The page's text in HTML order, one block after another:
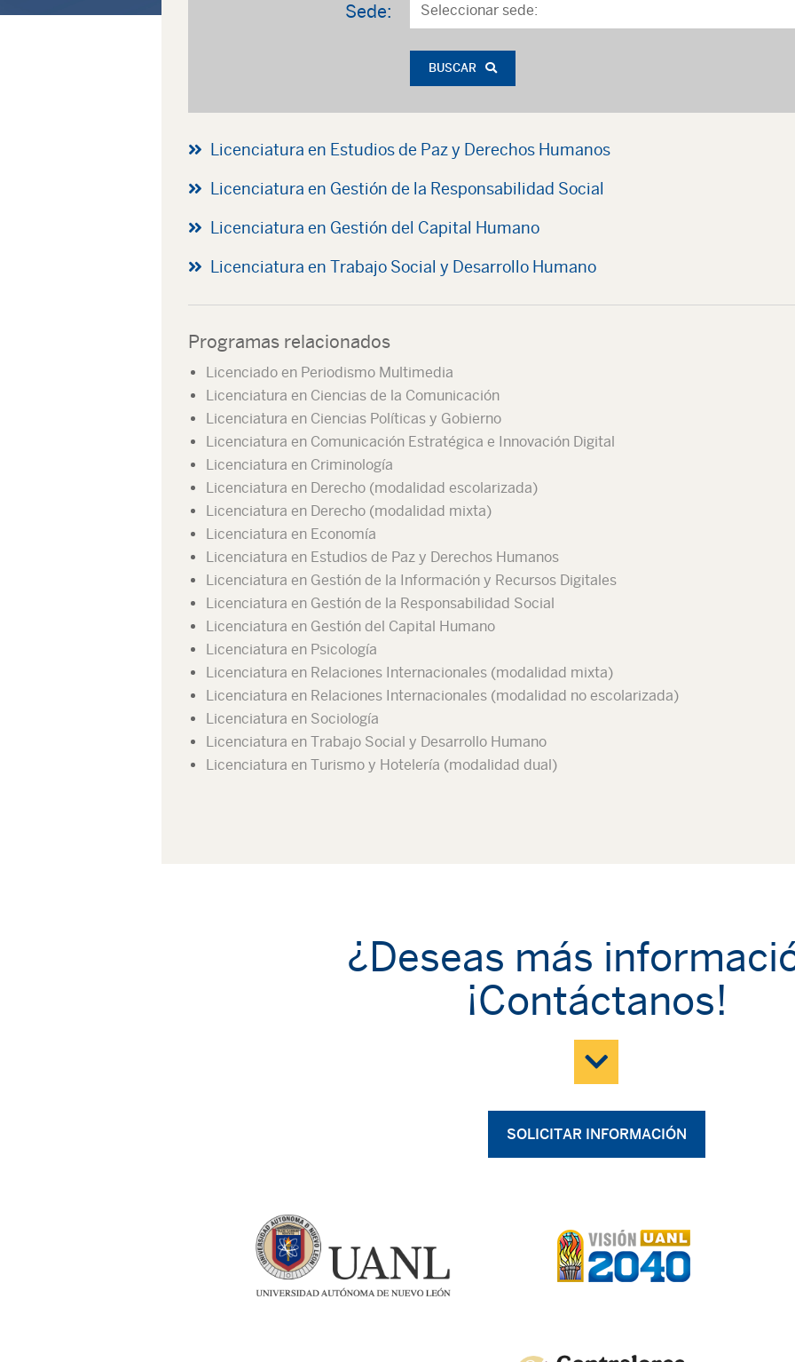
Sede:
BUSCAR
Licenciatura en Estudios de Paz y Derechos Humanos
Licenciatura en Gestión de la Responsabilidad Social
Licenciatura en Gestión del Capital Humano
Licenciatura en Trabajo Social y Desarrollo Humano
Programas relacionados
Licenciado en Periodismo Multimedia
Licenciatura en Ciencias de la Comunicación
Licenciatura en Ciencias Políticas y Gobierno
Licenciatura en Comunicación Estratégica e Innovación Digital
Licenciatura en Criminología
Licenciatura en Derecho (modalidad escolarizada)
Licenciatura en Derecho (modalidad mixta)
Licenciatura en Economía
Licenciatura en Estudios de Paz y Derechos Humanos
Licenciatura en Gestión de la Información y Recursos Digitales
Licenciatura en Gestión de la Responsabilidad Social
Licenciatura en Gestión del Capital Humano
Licenciatura en Psicología
Licenciatura en Relaciones Internacionales (modalidad mixta)
Licenciatura en Relaciones Internacionales (modalidad no escolarizada)
Licenciatura en Sociología
Licenciatura en Trabajo Social y Desarrollo Humano
Licenciatura en Turismo y Hotelería (modalidad dual)
¿Deseas más
¡Contáctanos!
SOLICITAR INFORMACIÓN